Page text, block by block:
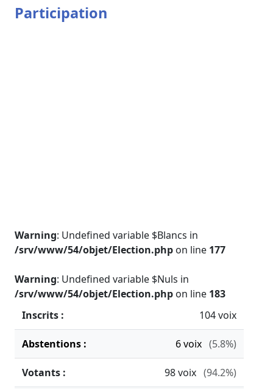
Participation
Warning: Undefined variable $Blancs in
/srv/www/54/objet/Election.php on line 177
Warning: Undefined variable $Nuls in
/srv/www/54/objet/Election.php on line 183
Inscrits :
104 voix
Abstentions : 6voix (5.8%)
Votants : 98voix (94.2%)